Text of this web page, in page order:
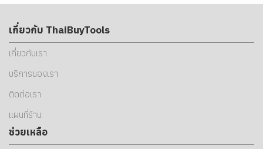
เกี่ยวกับ ThaiBuyTools
เกี่ยวกับเรา
บริการของเรา
ติดต่อเรา
แผนที่ร้าน
ช่วยเหลือ